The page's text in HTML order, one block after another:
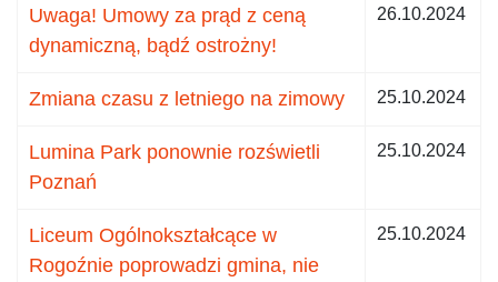
Uwaga! Umowy za prąd z ceną
dynamiczną, bądź ostrożny!
26.10.2024
Zmiana czasu z letniego na zimowy 25.10.2024
Lumina Park ponownie rozświetli
Poznań
25.10.2024
Liceum Ogólnokształcące w
Rogoźnie poprowadzi gmina, nie
25.10.2024